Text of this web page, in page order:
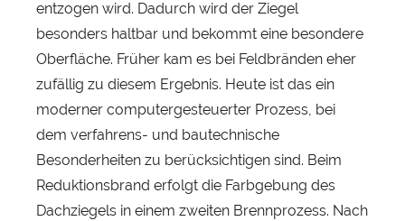
s
t
entzogen wird. Dadurch wird der Ziegel
besonders haltbar und bekommt eine besondere
Oberfläche. Früher kam es bei Feldbränden eher
zufällig zu diesem Ergebnis. Heute ist das ein
moderner computergesteuerter Prozess, bei
dem verfahrens- und bautechnische
Besonderheiten zu berücksichtigen sind. Beim
Reduktionsbrand erfolgt die Farbgebung des
Dachziegels in einem zweiten Brennprozess. Nach